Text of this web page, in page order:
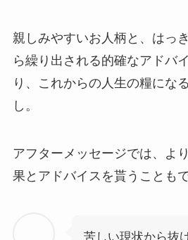
親しみやすいお人柄と、はっ
ら繰り出される的確なアドバ
り、これからの人生の糧にな
し。
アフターメッセージでは、よ
果とアドバイスを貰うこともで
苦しい現状から抜